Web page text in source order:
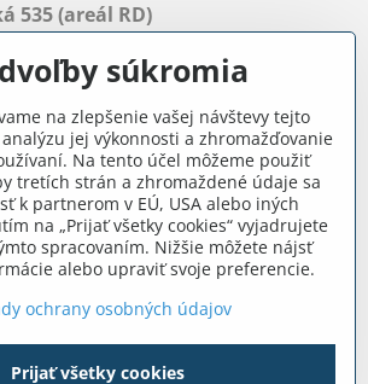
535 (areál RD)
- 11:30 a 12:15 - 15:30
©2026Copyright
súkromia
na zlepšenie vašej návštevy tejto
jej výkonnosti a zhromažďovanie
Na tento účel môžeme použiť
tretích strán a zhromaždené údaje sa
k partnerom v EÚ, USA alebo iných
na „Prijať všetky cookies“ vyjadrujete
spracovaním. Nižšie môžete nájsť
alebo upraviť svoje preferencie.
ochrany osobných údajov
Prijať všetky cookies